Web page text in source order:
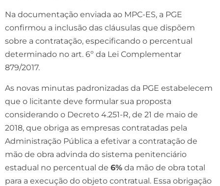
Na documentação enviada ao MPC-ES, a PGE
confirmou a inclusão das cláusulas que dispõem
sobre a contratação, especificando o percentual
determinado no art. 6º da Lei Complementar
879/2017.
As novas minutas padronizadas da PGE estabelecem
que o licitante deve formular sua proposta
considerando o Decreto 4.251-R, de 21 de maio de
2018, que obriga as empresas contratadas pela
Administração Pública a efetivar a contratação de
mão de obra advinda do sistema penitenciário
estadual no percentual de 6% da mão de obra total
para a execução do objeto contratual. Essa obrigação